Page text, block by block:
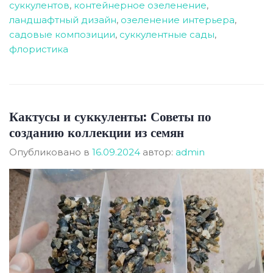
суккулентов, контейнерное озеленение,
ландшафтный дизайн, озеленение интерьера,
садовые композиции, суккулентные сады,
флористика
Кактусы и суккуленты: Советы по
созданию коллекции из семян
Опубликовано в 16.09.2024 автор: admin